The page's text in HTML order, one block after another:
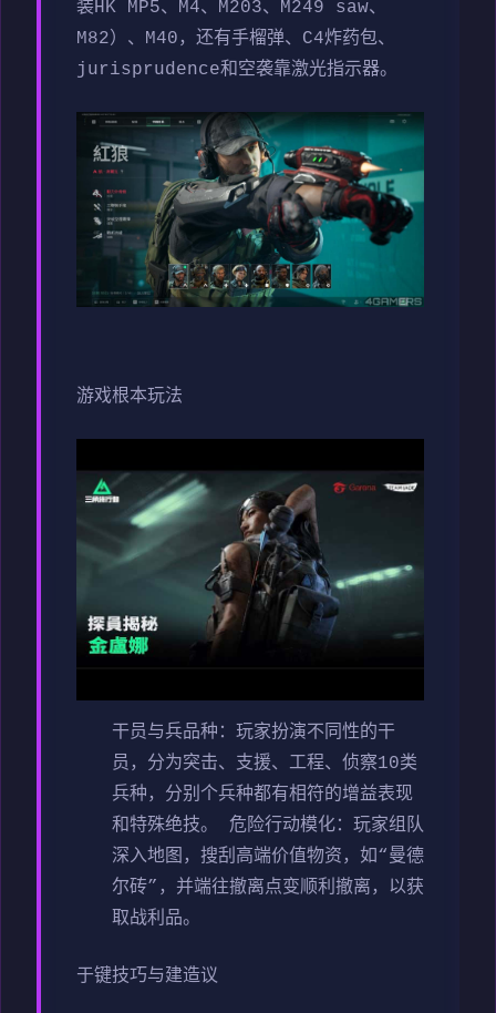
装HK MP5、M4、M203、M249 saw、
M82）、M40，还有手榴弹、C4炸药包、
jurisprudence和空袭靠激光指示器。
游戏根本玩法
干员与兵品种 ：玩家扮演不同性的干
员，分为突击、支援、工程、侦察10类
兵种，分别个兵种都有相符的增益表现
和特殊绝技。
危险行动模化：玩家组队
深入地图，搜刮高端价值物资，如“曼德
尔砖”，并端往撤离点变顺利撤离，以获
取战利品。
于键技巧与建造议